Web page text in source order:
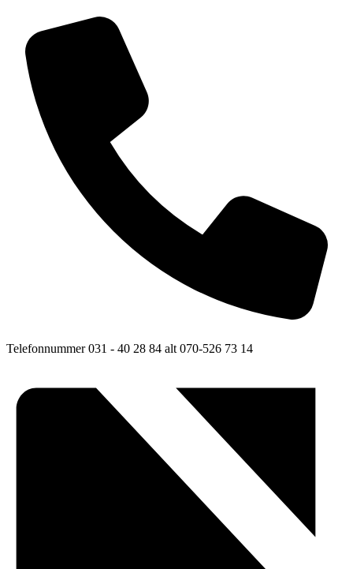
Telefonnummer031 - 40 28 84 alt 070-526 73 14